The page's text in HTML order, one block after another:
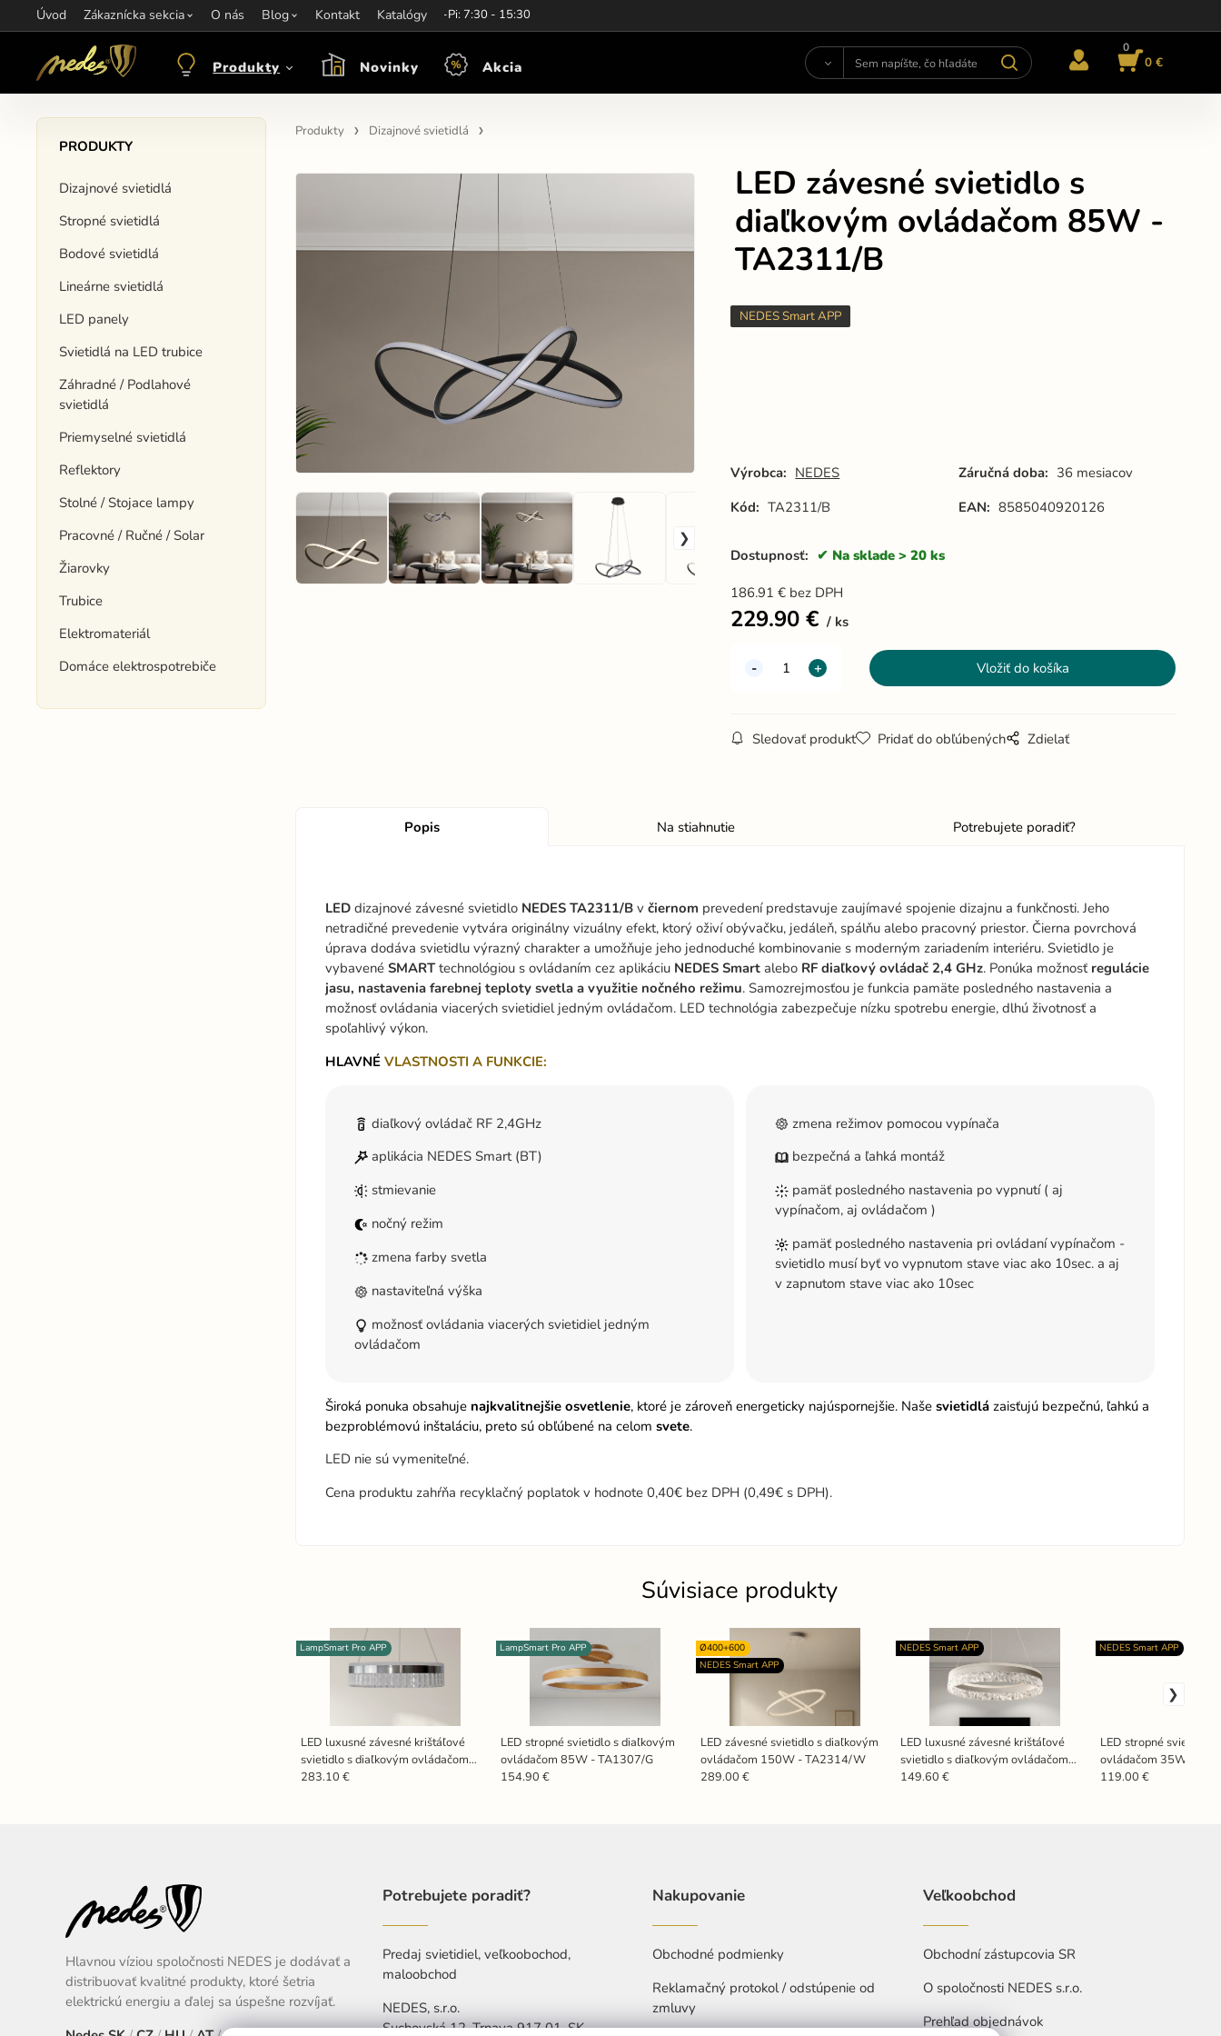
Úvod Zákaznícka sekcia O nás Blog Kontakt Katalógy
Informácie:info@nedes.sk Kontakt:+421 907 263 473Otváracie hodiny: Po-Pi: 7:30 - 15:30
Produkty Novinky Akcia
0
0 €
PRODUKTY
Dizajnové svietidlá
Stropné svietidlá
Bodové svietidlá
Lineárne svietidlá
LED panely
Svietidlá na LED trubice
Záhradné / Podlahové
svietidlá
Priemyselné svietidlá
Reflektory
Stolné / Stojace lampy
Pracovné / Ručné / Solar
Žiarovky
Trubice
Elektromateriál
Domáce elektrospotrebiče
Produkty Dizajnové svietidlá
LED závesné svietidlo s
diaľkovým ovládačom 85W -
TA2311/B
NEDES Smart APP
Výrobca: NEDES Záručná doba: 36 mesiacov
Kód: TA2311/B EAN: 8585040920126
Dostupnosť: Na sklade > 20 ks
186.91 € bez DPH
229.90 € ks
Sledovať produkt Pridať do obľúbených Zdielať
Popis Na stiahnutie Potrebujete poradiť?
LED dizajnové závesné svietidlo NEDES TA2311/Bv čiernom prevedení predstavuje zaujímavé spojenie dizajnu a funkčnosti. Jeho
netradičné prevedenie vytvára originálny vizuálny efekt, ktorý oživí obývačku, jedáleň, spálňu alebo pracovný priestor. Čierna povrchová
úprava dodáva svietidlu výrazný charakter a umožňuje jeho jednoduché kombinovanie s moderným zariadením interiéru. Svietidlo je
vybavené SMARTtechnológiou s ovládaním cez aplikáciu NEDES Smartalebo RF diaľkový ovládač 2,4 GHz. Ponúka možnosť regulácie
jasu, nastavenia farebnej teploty svetla a využitie nočného režimu. Samozrejmosťou je funkcia pamäte posledného nastavenia a
možnosť ovládania viacerých svietidiel jedným ovládačom. LED technológia zabezpečuje nízku spotrebu energie, dlhú životnosť a
spoľahlivý výkon.
HLAVNÉ VLASTNOSTI A FUNKCIE:
diaľkový ovládač RF 2,4GHz
aplikácia NEDES Smart (BT)
stmievanie
nočný režim
zmena farby svetla
nastaviteľná výška
možnosť ovládania viacerých svietidiel jedným
ovládačom
zmena režimov pomocou vypínača
bezpečná a ľahká montáž
pamäť posledného nastavenia po vypnutí ( aj
vypínačom, aj ovládačom )
pamäť posledného nastavenia pri ovládaní vypínačom -
svietidlo musí byť vo vypnutom stave viac ako 10sec. a aj
v zapnutom stave viac ako 10sec
Široká ponuka obsahuje najkvalitnejšie osvetlenie, ktoré je zároveň energeticky najúspornejšie. Naše svietidlázaisťujú bezpečnú, ľahkú a
bezproblémovú inštaláciu, preto sú obľúbené na celom svete.
LED nie sú vymeniteľné.
Cena produktu zahŕňa recyklačný poplatok v hodnote 0,40€ bez DPH (0,49€ s DPH).
Súvisiace produkty
LED luxusné závesné krištáľové
svietidlo s diaľkovým ovládačom
90W - TA2300/CH
LampSmart Pro APP
283.10 €
LED stropné svietidlo s diaľkovým
ovládačom 85W - TA1307/G
LampSmart Pro APP
154.90 €
LED závesné svietidlo s diaľkovým
ovládačom 150W - TA2314/W
Ø400+600
NEDES Smart APP
289.00 €
LED luxusné závesné krištáľové
svietidlo s diaľkovým ovládačom
80W - TA2301/W
NEDES Smart APP
149.60 €
LED stropné svietidlo
ovládačom 35W -
NEDES Smart APP
119.00 €
Hlavnou víziou spoločnosti NEDES je dodávať a
distribuovať kvalitné produkty, ktoré šetria
elektrickú energiu a ďalej sa úspešne rozvíjať.
Potrebujete poradiť?
Predaj svietidiel, veľkoobochod,
maloobchod
NEDES, s.r.o.
Suchovská 12, Trnava 917 01, SK
Nakupovanie
Obchodné podmienky
Reklamačný protokol / odstúpenie od
zmluvy
Veľkoobchod
Obchodní zástupcovia SR
O spoločnosti NEDES s.r.o.
Prehľad objednávok